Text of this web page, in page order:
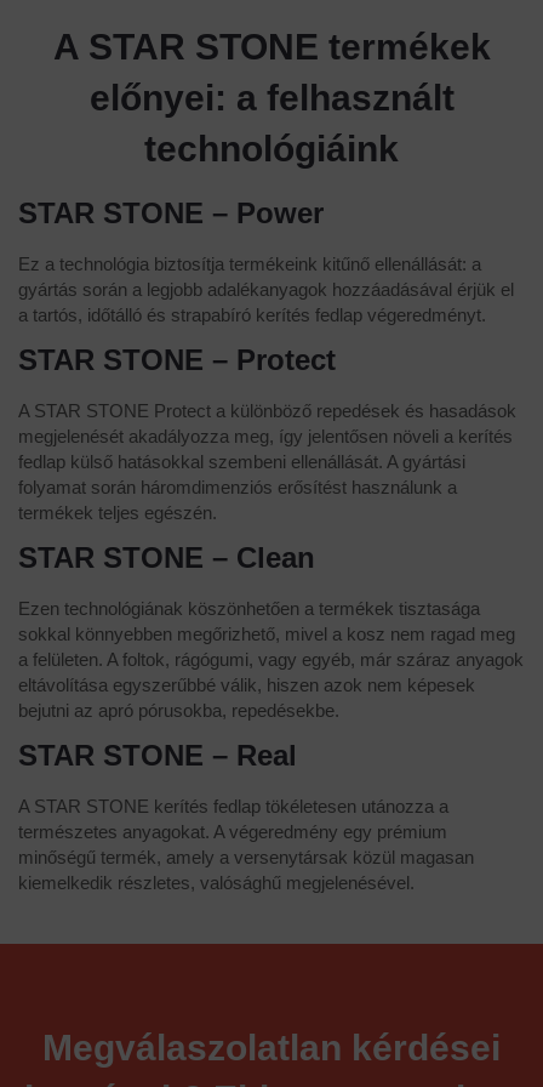
A STAR STONE termékek
előnyei: a felhasznált
technológiáink
STAR STONE – Power
Ez a technológia biztosítja termékeink kitűnő ellenállását: a
gyártás során a legjobb adalékanyagok hozzáadásával érjük el
a tartós, időtálló és strapabíró kerítés fedlap végeredményt.
STAR STONE – Protect
A STAR STONE Protect a különböző repedések és hasadások
megjelenését akadályozza meg, így jelentősen növeli a kerítés
fedlap külső hatásokkal szembeni ellenállását. A gyártási
folyamat során háromdimenziós erősítést használunk a
termékek teljes egészén.
STAR STONE – Clean
Ezen technológiának köszönhetően a termékek tisztasága
sokkal könnyebben megőrizhető, mivel a kosz nem ragad meg
a felületen. A foltok, rágógumi, vagy egyéb, már száraz anyagok
eltávolítása egyszerűbbé válik, hiszen azok nem képesek
bejutni az apró pórusokba, repedésekbe.
STAR STONE – Real
A STAR STONE kerítés fedlap tökéletesen utánozza a
természetes anyagokat. A végeredmény egy prémium
minőségű termék, amely a versenytársak közül magasan
kiemelkedik részletes, valósághű megjelenésével.
Megválaszolatlan kérdései